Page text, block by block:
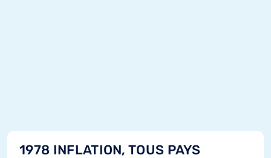
1978 INFLATION, TOUS PAYS